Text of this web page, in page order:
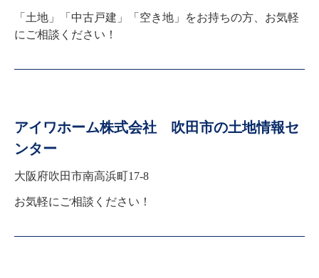
「土地」「中古戸建」「空き地」をお持ちの方、お気軽
にご相談ください！
アイワホーム株式会社 吹田市の土地情報セ
ンター
大阪府吹田市南高浜町17-8
お気軽にご相談ください！